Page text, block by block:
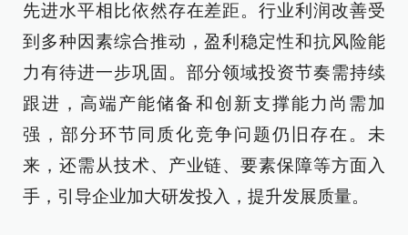
先进水平相比依然存在差距。行业利润改善受
到多种因素综合推动，盈利稳定性和抗风险能
力有待进一步巩固。部分领域投资节奏需持续
跟进，高端产能储备和创新支撑能力尚需加
强，部分环节同质化竞争问题仍旧存在。未
来，还需从技术、产业链、要素保障等方面入
手，引导企业加大研发投入，提升发展质量。